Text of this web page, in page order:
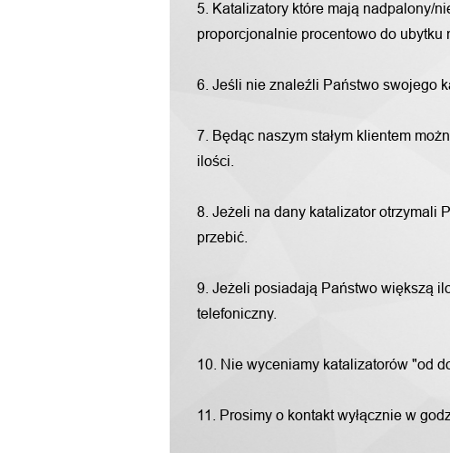
5. Katalizatory które mają nadpalony/
proporcjonalnie procentowo do ubytku
6. Jeśli nie znaleźli Państwo swojego
7. Będąc naszym stałym klientem
ilości.
8. Jeżeli na dany katalizator otrzymali
przebić.
9. Jeżeli posiadają Państwo większą
telefoniczny.
10. Nie wyceniamy katalizatorów "od
11. Prosimy o kontakt wyłącznie w